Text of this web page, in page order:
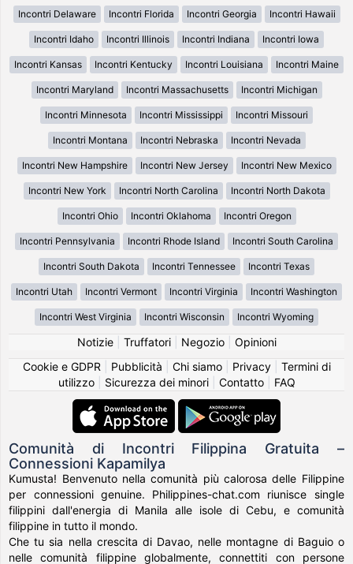
Incontri Delaware Incontri Florida Incontri Georgia Incontri Hawaii
Incontri Idaho Incontri Illinois Incontri Indiana Incontri Iowa
Incontri Kansas Incontri Kentucky Incontri Louisiana Incontri Maine
Incontri Maryland Incontri Massachusetts Incontri Michigan
Incontri Minnesota Incontri Mississippi Incontri Missouri
Incontri Montana Incontri Nebraska Incontri Nevada
Incontri New Hampshire Incontri New Jersey Incontri New Mexico
Incontri New York Incontri North Carolina Incontri North Dakota
Incontri Ohio Incontri Oklahoma Incontri Oregon
Incontri Pennsylvania Incontri Rhode Island Incontri South Carolina
Incontri South Dakota Incontri Tennessee Incontri Texas
Incontri Utah Incontri Vermont Incontri Virginia Incontri Washington
Incontri West Virginia Incontri Wisconsin Incontri Wyoming
Notizie| Truffatori| Negozio| Opinioni
Cookie e GDPR
Pubblicità Chi siamo| Privacy| Termini di
utilizzo| Sicurezza dei minori| Contatto| FAQ
Comunità di Incontri Filippina Gratuita –
Connessioni Kapamilya
Kumusta! Benvenuto nella comunità più calorosa delle Filippine
per connessioni genuine. Philippines-chat.com riunisce single
filippini dall'energia di Manila alle isole di Cebu, e comunità
filippine in tutto il mondo.
Che tu sia nella crescita di Davao, nelle montagne di Baguio o
nelle comunità filippine globalmente, connettiti con persone